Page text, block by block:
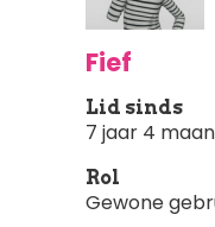
Fief
Lid sinds
7 jaar 4
Rol
Gewone